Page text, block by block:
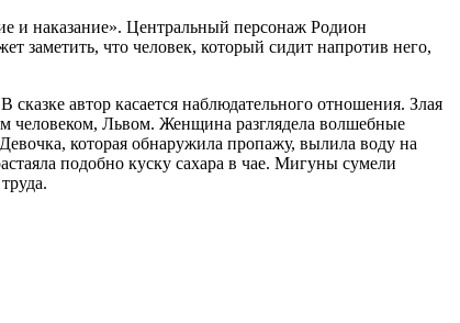
и наказание». Центральный персонаж Родион
заметить, что человек, который сидит напротив него,
автор касается наблюдательного отношения. Злая
человеком, Львом. Женщина разглядела волшебные
которая обнаружила пропажу, вылила воду на
подобно куску сахара в чае. Мигуны сумели